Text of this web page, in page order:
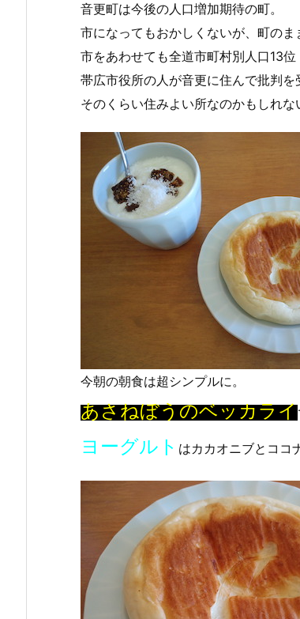
音更町は今後の人口増加期待の町。
市になってもおかしくないが、町のま
市をあわせても全道市町村別人口13位
帯広市役所の人が音更に住んで批判を
そのくらい住みよい所なのかもしれな
今朝の朝食は超シンプルに。
あさねぼうのベッカライ
ヨーグルト はカカオニブとココ